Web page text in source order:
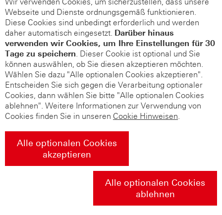
Webseite und Dienste ordnungsgemäß funktionieren.
Diese Cookies sind unbedingt erforderlich und werden
daher automatisch eingesetzt. Darüber hinaus
verwenden wir Cookies, um Ihre Einstellungen für 30
Tage zu speichern. Dieser Cookie ist optional und Sie
können auswählen, ob Sie diesen akzeptieren möchten.
Wählen Sie dazu "Alle optionalen Cookies akzeptieren".
Entscheiden Sie sich gegen die Verarbeitung optionaler
Cookies, dann wählen Sie bitte "Alle optionalen Cookies
ablehnen". Weitere Informationen zur Verwendung von
Cookies finden Sie in unseren Cookie Hinweisen.
Alle optionalen Cookies
akzeptieren
Alle optionalen Cookies
ablehnen